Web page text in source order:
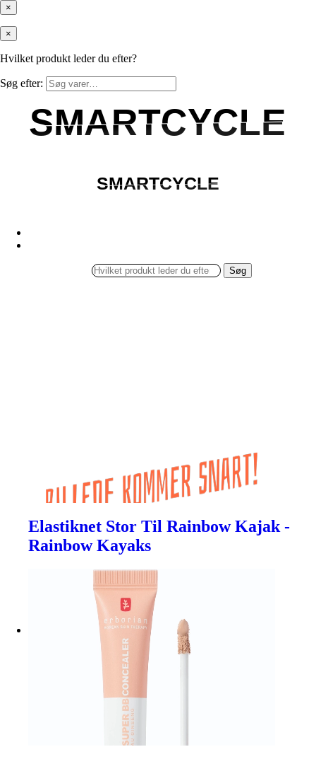
×
×
Hvilket produkt leder du efter?
Søg efter:
SMARTCYCLE
SMARTCYCLE
SMARTCYCLE
SMARTCYCLE
Søg
Elastiknet Stor Til Rainbow Kajak -
Rainbow Kayaks